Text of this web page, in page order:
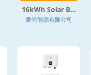
16kWh Solar B...
爱尚能源有限公司